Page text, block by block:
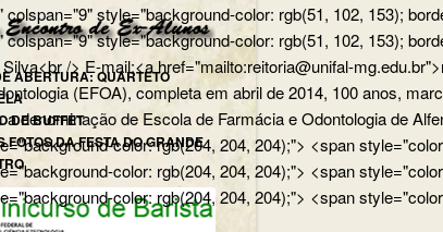
style="background-color: rgb(51, 102, 153);
style="background-color: rgb(51, 102, 153);
/> E-mail:<a href="mailto:reitoria@unifal-
(EFOA), completa em abril de 2014, 100 anos,
de Escola de Farmácia e Odontologia
color: rgb(204, 204, 204);"> <span
color: rgb(204, 204, 204);"> <span
color: rgb(204, 204, 204);"> <span
ABERTURA: QUARTETO
DE BUFFET
FOTOS DA FESTA DO GRANDE